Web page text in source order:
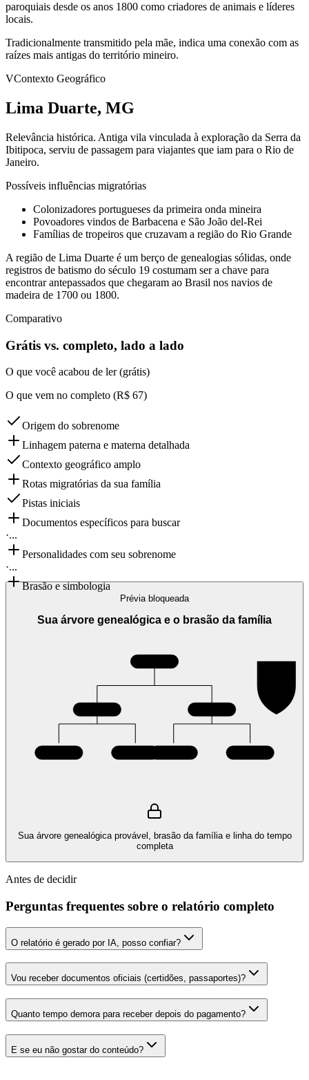
paroquiais desde os anos 1800 como criadores de animais e líderes
locais.
Tradicionalmente transmitido pela mãe, indica uma conexão com as
raízes mais antigas do território mineiro.
VContexto Geográfico
Lima Duarte, MG
Relevância histórica. Antiga vila vinculada à exploração da Serra da
Ibitipoca, serviu de passagem para viajantes que iam para o Rio de
Janeiro.
Possíveis influências migratórias
Colonizadores portugueses da primeira onda mineira
Povoadores vindos de Barbacena e São João del-Rei
Famílias de tropeiros que cruzavam a região do Rio Grande
A região de Lima Duarte é um berço de genealogias sólidas, onde
registros de batismo do século 19 costumam ser a chave para
encontrar antepassados que chegaram ao Brasil nos navios de
madeira de 1700 ou 1800.
Comparativo
Grátis vs. completo, lado a lado
O que você acabou de ler (grátis)
O que vem no completo (R$ 67)
Origem do sobrenome
Linhagem paterna e materna detalhada
Contexto geográfico amplo
Rotas migratórias da sua família
Pistas iniciais
Documentos específicos para buscar
·...
Personalidades com seu sobrenome
·...
Brasão e simbologia
Prévia bloqueada
Sua árvore genealógica e o brasão da família
Sua árvore genealógica provável, brasão da família e linha do tempo
completa
Antes de decidir
Perguntas frequentes sobre o relatório completo
O relatório é gerado por IA, posso confiar?
Vou receber documentos oficiais (certidões, passaportes)?
Quanto tempo demora para receber depois do pagamento?
E se eu não gostar do conteúdo?